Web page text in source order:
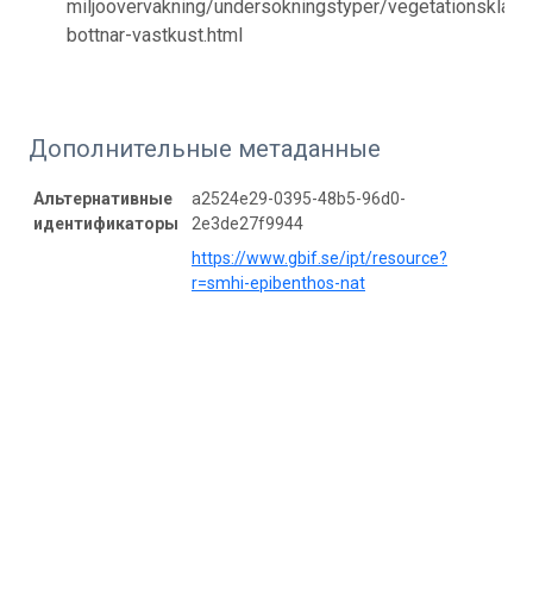
miljoovervakning/undersokningstyper/
bottnar-vastkust.html
Дополнительные метаданные
Альтернативные
идентификаторы
a2524e29-0395-48b5-96d0-
2e3de27f9944
https://www.gbif.se/ipt/resource?
r=smhi-epibenthos-nat